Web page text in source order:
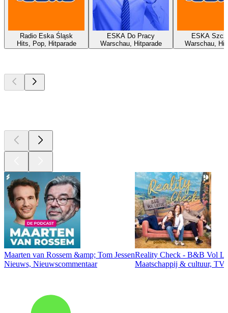
Radio Eska Śląsk
Hits, Pop, Hitparade
ESKA Do Pracy
Warschau, Hitparade
ESKA
Warschau,
Maarten van Rossem &amp; Tom Jessen
Nieuws, Nieuwscommentaar
Reality Check - B&B Vol
Maatschappij & cultuur,